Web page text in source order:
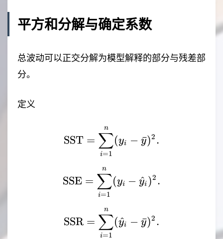
平方和分解与确定系数
总波动可以正交分解为模型解释的部分与残差部
分。
定义
SST =
i=1
∑
n
(yi − y
ˉ)2 .
SSE =
i=1
∑
n
(yi − y
^i )2 .
SSR =
i=1
∑
n
(y
^i − y
ˉ)2 .